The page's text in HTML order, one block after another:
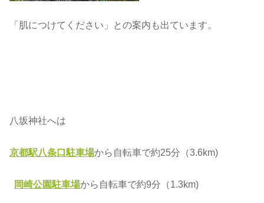
「肌につけてください」との案内も出ています。
八坂神社へは
京都駅八条口駐車場から自転車で約25分（3.6km)
岡崎公園駐車場から自転車で約9分（1.3km)